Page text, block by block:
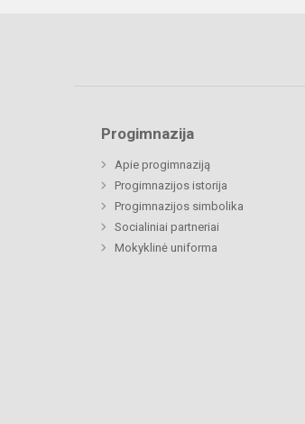
Progimnazija
Apie progimnaziją
Progimnazijos istorija
Progimnazijos simbolika
Socialiniai partneriai
Mokyklinė uniforma